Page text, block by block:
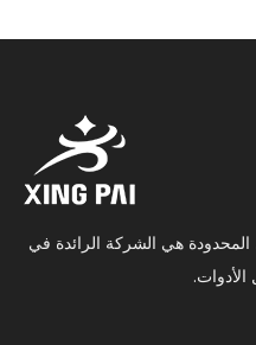
المحدودة هي الشركة الرائدة في